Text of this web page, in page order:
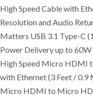
High Speed Cable with
Resolution and Audio
Matters USB 3.1 Type-C
Power Delivery up to
High Speed Micro HDMI
with Ethernet (3 Feet /
Micro HDMI to Micro